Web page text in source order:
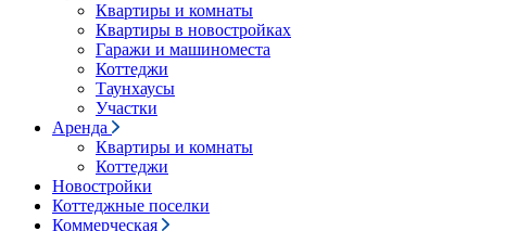
Квартиры и комнаты
Квартиры в новостройках
Гаражи и машиноместа
Коттеджи
Таунхаусы
Участки
Аренда
Квартиры и комнаты
Коттеджи
Новостройки
Коттеджные поселки
Коммерческая